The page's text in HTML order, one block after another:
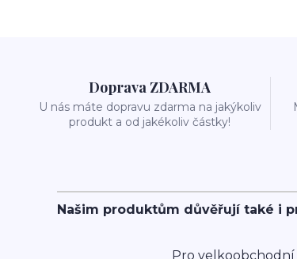
Doprava ZDARMA
U nás máte dopravu zdarma na jakýkoliv
produkt a od jakékoliv částky!
Našim produktům důvěřují také i
Pro velkoobchodní